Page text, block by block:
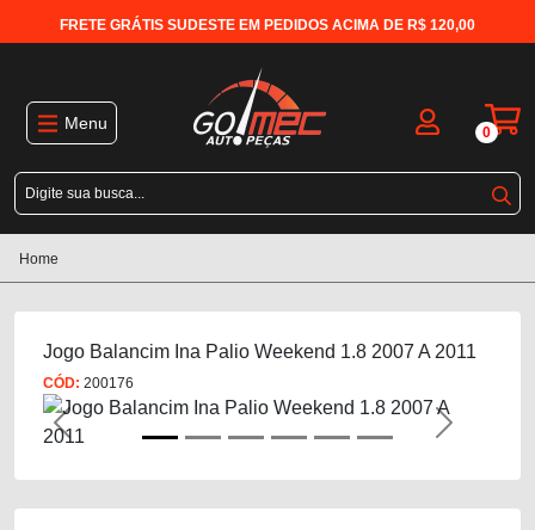
FRETE GRÁTIS SUDESTE EM PEDIDOS ACIMA DE R$ 120,00
Menu 0
Home
Jogo Balancim Ina Palio Weekend 1.8 2007 A 2011
CÓD: 200176
Previous Next